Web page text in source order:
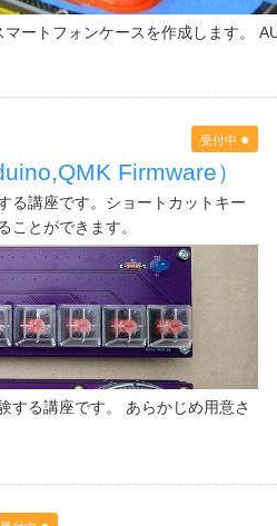
ートフォンケースを作成します。
受付中 ●
Firmware）
る講座です。ショートカットキー
ことができます。
する講座です。 あらかじめ用意さ